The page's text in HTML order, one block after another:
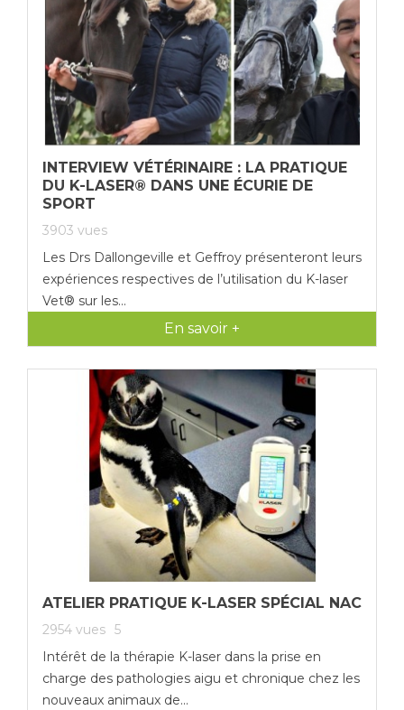
INTERVIEW VÉTÉRINAIRE : LA PRATIQUE
DU K-LASER® DANS UNE ÉCURIE DE
SPORT
3903 vues
Les Drs Dallongeville et Geffroy présenteront leurs
expériences respectives de l’utilisation du K-laser
Vet® sur les...
En savoir +
ATELIER PRATIQUE K-LASER SPÉCIAL NAC
2954 vues 5
Intérêt de la thérapie K-laser dans la prise en
charge des pathologies aigu et chronique chez les
nouveaux animaux de...